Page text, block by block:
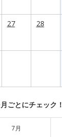
27 28
ごとにチェック！
7月